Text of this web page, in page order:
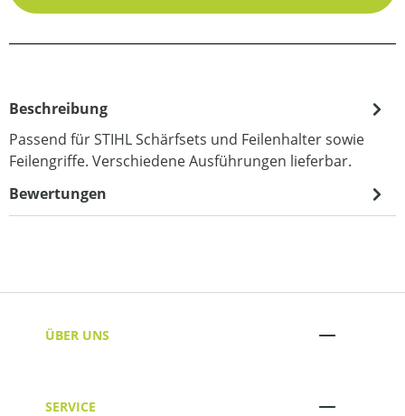
Beschreibung
Passend für STIHL Schärfsets und Feilenhalter sowie
Feilengriffe. Verschiedene Ausführungen lieferbar.
Bewertungen
ÜBER UNS
SERVICE